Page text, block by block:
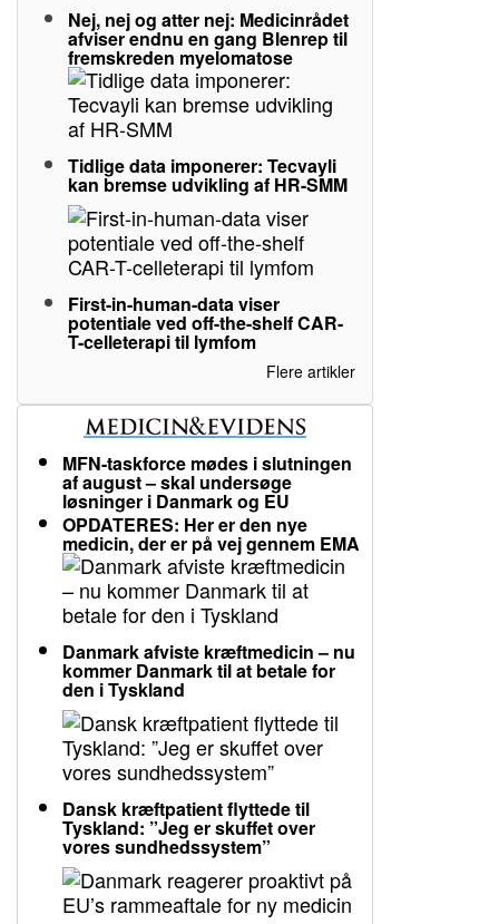
Nej, nej og atter nej: Medicinrådet
afviser endnu en gang Blenrep til
fremskreden myelomatose
Tidlige data imponerer: Tecvayli
kan bremse udvikling af HR-SMM
First-in-human-data viser
potentiale ved off-the-shelf CAR-
T-celleterapi til lymfom
Flere artikler
MFN-taskforce mødes i slutningen
af august – skal undersøge
løsninger i Danmark og EU
OPDATERES: Her er den nye
medicin, der er på vej gennem EMA
Danmark afviste kræftmedicin – nu
kommer Danmark til at betale for
den i Tyskland
Dansk kræftpatient flyttede til
Tyskland: ”Jeg er skuffet over
vores sundhedssystem”